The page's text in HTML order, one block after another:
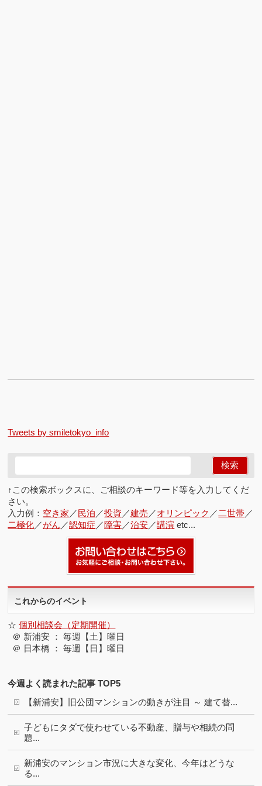
Tweets by smiletokyo_info
↑この検索ボックスに、ご相談のキーワード等を入力してくだ
さい。
入力例： 空き家 ／民泊 ／投資 ／建売 ／オリンピック ／ 二世帯／
二極化／がん ／認知症 ／障害／治安／講演 etc...
これからのイベント
☆個別相談会（定期開催）
＠ 新浦安 ： 毎週【土】曜日
＠ 日本橋 ： 毎週【日】曜日
今週よく読まれた記事 TOP5
【新浦安】旧公団マンションの動きが注目 ～ 建て替...
子どもにタダで使わせている不動産、贈与や相続の問
題...
新浦安のマンション市況に大きな変化、今年はどうな
る...